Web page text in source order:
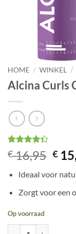
HOME / WINKEL /
Alcina Curls
Gewaardeerd
4.33op 5
op
3
klant
€16,95
prijs
€
€
Ideaal voor
Zorgt voor een
Op voorraad